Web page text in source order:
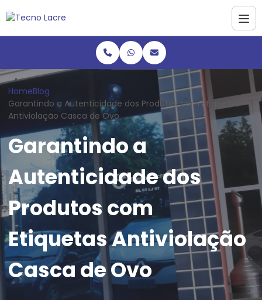
HomeBlog
Garantindo a Autenticidade dos Produtos com Etiquetas
Antiviolação Casca de Ovo
Garantindo a
Autenticidade dos
Produtos com
Etiquetas Antiviolação
Casca de Ovo